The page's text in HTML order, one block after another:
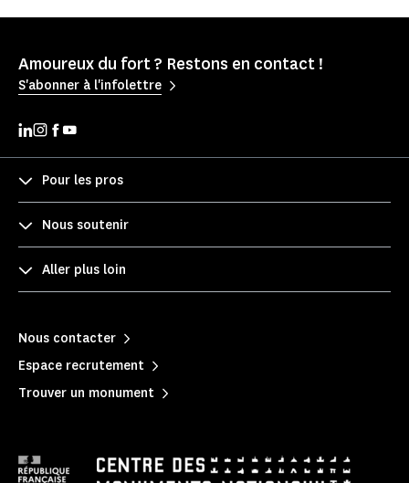
Amoureux du fort ? Restons en contact !
S'abonner à l'infolettre
Pour les pros
Nous soutenir
Aller plus loin
Nous contacter
Espace recrutement
Trouver un monument